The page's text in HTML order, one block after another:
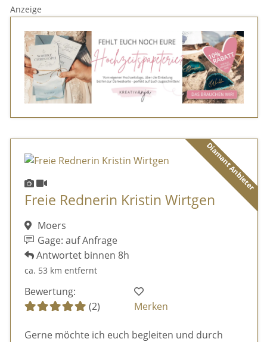
Anzeige
Diamant Anbieter
Freie Rednerin Kristin Wirtgen
Moers
Gage: auf Anfrage
Antwortet binnen 8h
ca. 53 km entfernt
Bewertung:
(2)
Merken
Gerne möchte ich euch begleiten und durch